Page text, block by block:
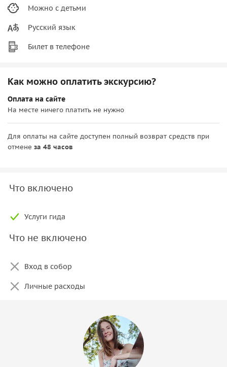
Можно с детьми
Русский язык
Билет в телефоне
Как можно оплатить экскурсию?
Оплата на сайте
На месте ничего платить не нужно
Для оплаты на сайте доступен полный возврат средств при
отмене за 48 часов
Что включено
Услуги гида
Что не включено
Вход в собор
Личные расходы